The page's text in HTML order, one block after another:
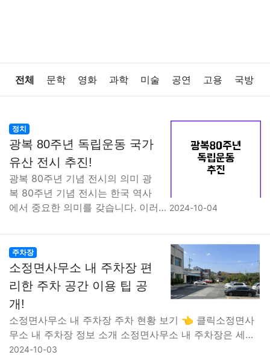
전체 문학 영화 과학 미술 공연 고용 국방
보건 질병 가요 방송 일상 주식 암호화폐
블록체인 결혼 육아 반려동물
증권 인테리어 요리 상품리뷰 원예 금융
게임 자동차 취미 여행
맛집 IT 컴퓨터 기술 종교 사회 정치 건강
의료
교통 생활
정치
광복 80주년 독립운동 국가
유산 전시 추진!
광복 80주년 기념 전시의 의미 광
복 80주년 기념 전시는 한국 역사
에서 중요한 의미를 갖습니다. 이러… 2024-10-04
주차장
소정면사무소 내 주차장 편
리한 주차 공간 이용 팁 공
개!
소정면사무소 내 주차장 주차 현황 보기 👈 클릭소정면사
무소 내 주차장 정보 소개 소정면사무소 내 주차장은 세…
2024-10-03